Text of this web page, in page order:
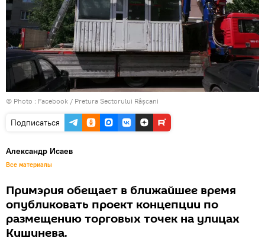
© Photo : Facebook / Pretura Sectorului Râșcani
Подписаться
Александр Исаев
Все материалы
Примэрия обещает в ближайшее время
опубликовать проект концепции по
размещению торговых точек на улицах
Кишинева.